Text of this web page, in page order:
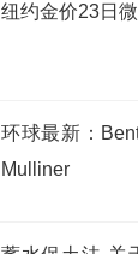
纽约金价23日
环球最新：
Mulliner